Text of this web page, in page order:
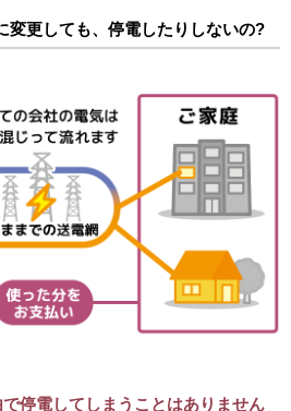
変更しても、停電したりしないの?
停電してしまうことはありません